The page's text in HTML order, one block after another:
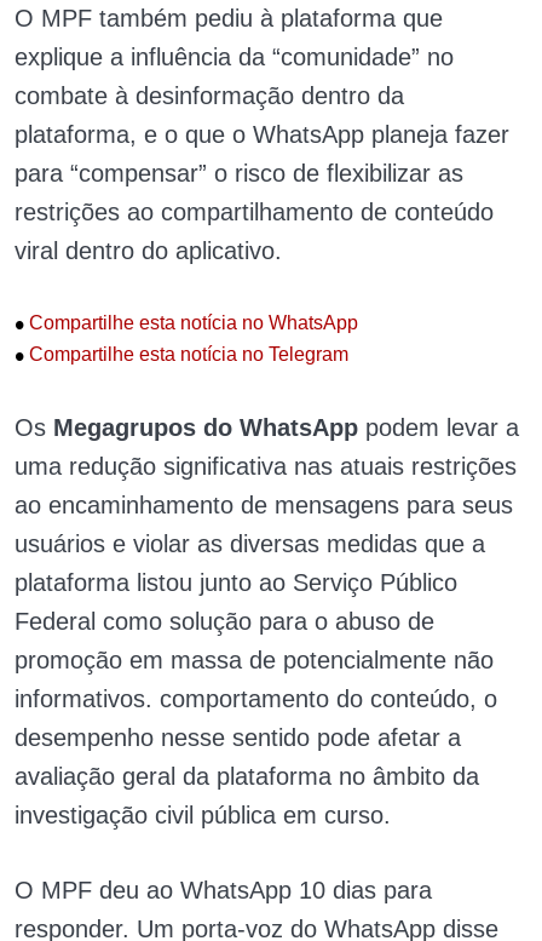
O MPF também pediu à plataforma que
explique a influência da “comunidade” no
combate à desinformação dentro da
plataforma, e o que o WhatsApp planeja fazer
para “compensar” o risco de flexibilizar as
restrições ao compartilhamento de conteúdo
viral dentro do aplicativo.
• Compartilhe esta notícia no WhatsApp
• Compartilhe esta notícia no Telegram
Os Megagrupos do WhatsApp podem levar a
uma redução significativa nas atuais restrições
ao encaminhamento de mensagens para seus
usuários e violar as diversas medidas que a
plataforma listou junto ao Serviço Público
Federal como solução para o abuso de
promoção em massa de potencialmente não
informativos. comportamento do conteúdo, o
desempenho nesse sentido pode afetar a
avaliação geral da plataforma no âmbito da
investigação civil pública em curso.
O MPF deu ao WhatsApp 10 dias para
responder. Um porta-voz do WhatsApp disse